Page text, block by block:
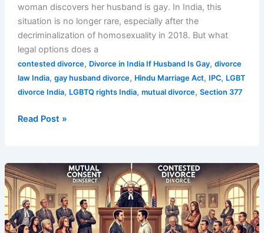
woman discovers her husband is gay. In India, this
situation is no longer rare, especially after the
decriminalization of homosexuality in 2018. But what
legal options does a
contested divorce, Divorce in India If Husband Is Gay, divorce
law India, gay husband divorce, Hindu Marriage Act, IPC, LGBT
divorce India, LGBTQ rights India, mutual divorce, Section 377
Read Post »
Top
7
Key
Differences
in